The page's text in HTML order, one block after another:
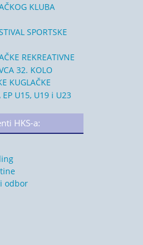
KLUBA
SPORTSKE
REKREATIVNE
32. KOLO
KUGLAČKE
EP U15, U19 i U23
HKS-a:
odbor